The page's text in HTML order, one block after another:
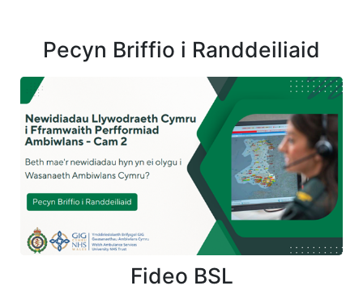
Pecyn Briffio i Randdeiliaid
Fideo BSL